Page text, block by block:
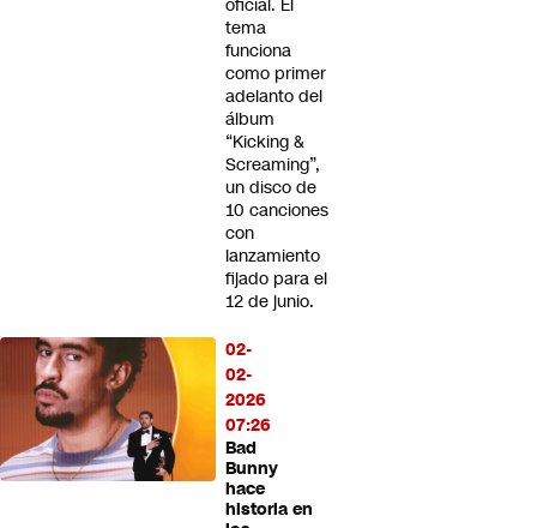
oficial. El
tema
funciona
como primer
adelanto del
álbum
“Kicking &
Screaming”,
un disco de
10 canciones
con
lanzamiento
fijado para el
12 de junio.
02-
02-
2026
07:26
Bad
Bunny
hace
historia en